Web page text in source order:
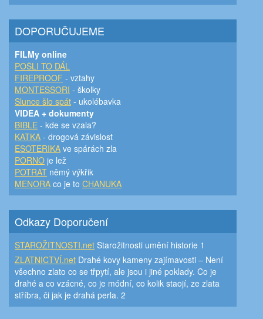
DOPORUČUJEME
FILMy online
POŠLI TO DÁL
FIREPROOF - vztahy
MONTESSORI - školky
Slunce šlo spát - ukolébavka
VIDEA + dokumenty
BIBLE - kde se vzala?
KATKA - drogová závislost
ESOTERIKA ve spárách zla
PORNO je lež
POTRAT němý výkřik
MENORA co je to CHANUKA
Odkazy Doporučení
STAROŽITNOSTI.net Starožitnosti umění historie 1
ZLATNICTVÍ.net Drahé kovy kameny zajímavosti – Není
všechno zlato co se třpytí, ale jsou i jiné poklady. Co je
drahé a co vzácné, co je módní, co kolik staojí, ze zlata
stříbra, či jak je drahá perla. 2